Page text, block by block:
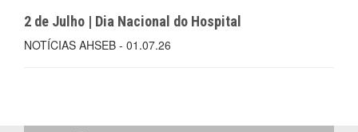
2 de Julho | Dia Nacional do Hospital
NOTÍCIAS AHSEB - 01.07.26